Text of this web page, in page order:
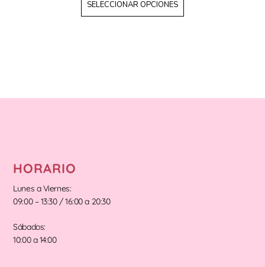
SELECCIONAR OPCIONES
HORARIO
Lunes a Viernes:
09:00 – 13:30 / 16:00 a 20:30
Sábados:
10:00 a 14:00